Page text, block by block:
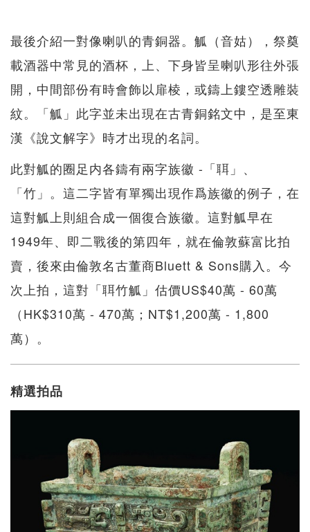
最後介紹一對像喇叭的青銅器。觚（音姑），祭奠
載酒器中常見的酒杯，上、下身皆呈喇叭形往外張
開，中間部份有時會飾以扉棱，或鑄上鏤空透雕裝
紋。「觚」此字並未出現在古青銅銘文中，是至東
漢《說文解字》時才出現的名詞。
此對觚的圈足内各鑄有兩字族徽 -「聑」、
「竹」。這二字皆有單獨出現作爲族徽的例子，在
這對觚上則組合成一個復合族徽。這對觚早在
1949年、即二戰後的第四年，就在倫敦蘇富比拍
賣，後來由倫敦名古董商Bluett & Sons購入。今
次上拍，這對「聑竹觚」估價US$40萬 - 60萬
（HK$310萬 - 470萬；NT$1,200萬 - 1,800
萬）。
精選拍品